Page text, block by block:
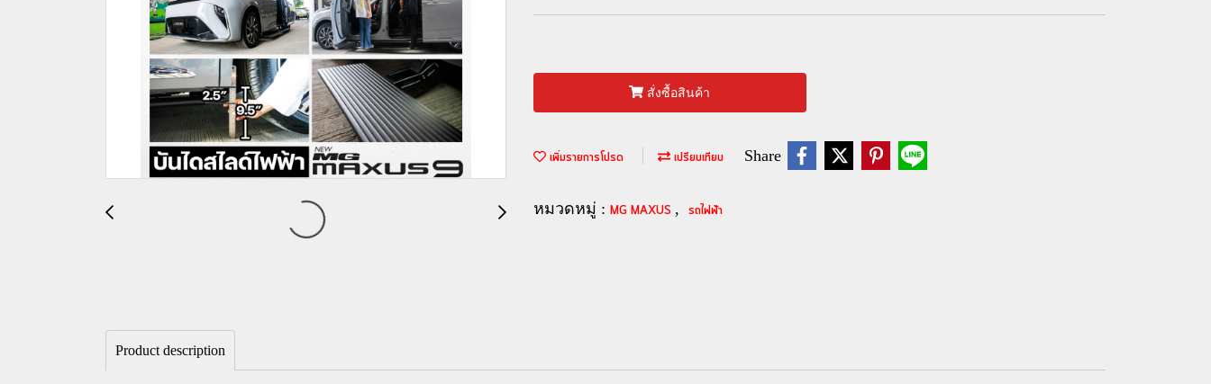
สั่งซื้อสินค้า
เพิ่มรายการโปรด เปรียบเทียบ Share
หมวดหมู่ : MG MAXUS , รถไฟฟ้า
Product description